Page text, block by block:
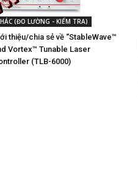
(ĐO LƯỜNG - KIỂM TRA)
thiệu/chia sẻ về “StableWave™
Vortex™ Tunable Laser
(TLB-6000)